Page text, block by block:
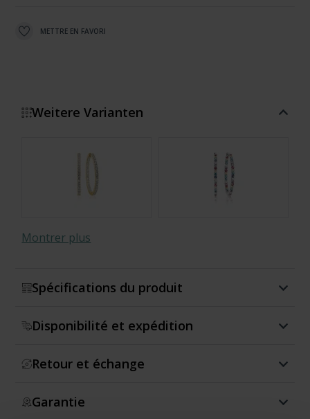
METTRE EN FAVORI
Weitere Varianten
Montrer plus
Spécifications du produit
Disponibilité et expédition
Retour et échange
Garantie